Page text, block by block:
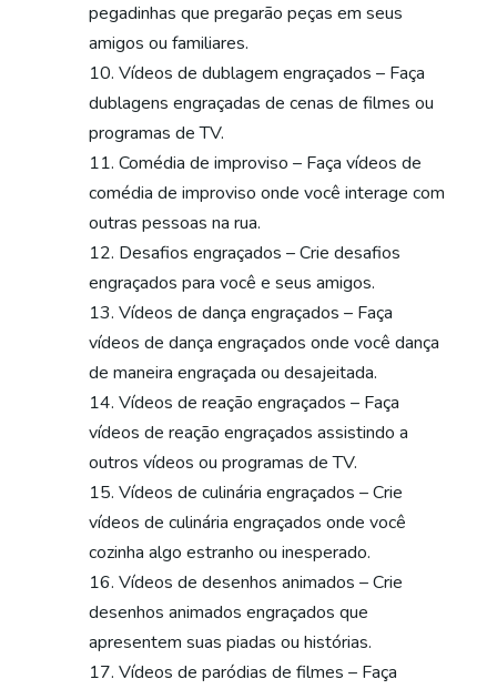
pegadinhas que pregarão peças em seus
amigos ou familiares.
Vídeos de dublagem engraçados – Faça
dublagens engraçadas de cenas de filmes ou
programas de TV.
Comédia de improviso – Faça vídeos de
comédia de improviso onde você interage com
outras pessoas na rua.
Desafios engraçados – Crie desafios
engraçados para você e seus amigos.
Vídeos de dança engraçados – Faça
vídeos de dança engraçados onde você dança
de maneira engraçada ou desajeitada.
Vídeos de reação engraçados – Faça
vídeos de reação engraçados assistindo a
outros vídeos ou programas de TV.
Vídeos de culinária engraçados – Crie
vídeos de culinária engraçados onde você
cozinha algo estranho ou inesperado.
Vídeos de desenhos animados – Crie
desenhos animados engraçados que
apresentem suas piadas ou histórias.
Vídeos de paródias de filmes – Faça